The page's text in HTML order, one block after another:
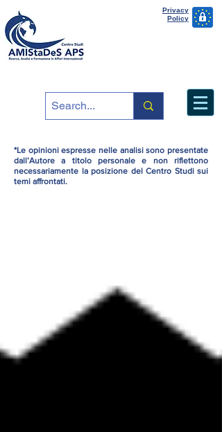
Privacy
Policy
*Le opinioni espresse nelle analisi sono presentate
dall’Autore a titolo personale e non riflettono
necessariamente la posizione del Centro Studi sui
temi affrontati.